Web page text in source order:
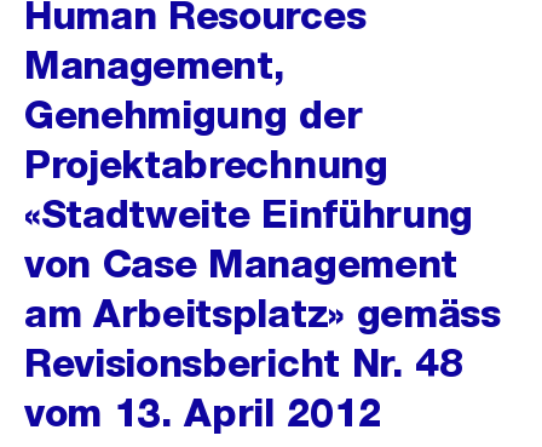
Human Resources
Management,
Genehmigung der
Projektabrechnung
«Stadtweite Einführung
von Case Management
am Arbeitsplatz» gemäss
Revisionsbericht Nr. 48
vom 13. April 2012